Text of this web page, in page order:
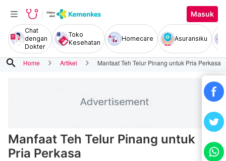
Masuk
Chat
dengan
Dokter
Toko
Kesehatan
Homecare Asuransiku
search Home Artikel Manfaat Teh Telur Pinang untuk Pria Perkasa
Manfaat Teh Telur Pinang untuk
Pria Perkasa